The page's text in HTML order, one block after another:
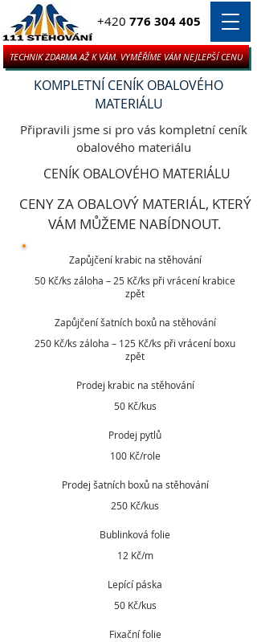
+420 776 304 405
TECHNIK ZDARMA AŽ K VÁM. VYMĚŘÍME VÁM NEJLEPŠÍ CENU
KOMPLETNÍ CENÍK OBALOVÉHO
MATERIÁLU
CENÍK OBALOVÉHO MATERIÁLU
CENY ZA OBALOVÝ MATERIÁL, KTERÝ
VÁM MŮŽEME NABÍDNOUT.
Zapůjčení krabic na stěhování
50 Kč/ks záloha – 25 Kč/ks při vrácení krabice
zpět
Zapůjčení šatních boxů na stěhování
250 Kč/ks záloha – 125 Kč/ks při vrácení boxu
zpět
Prodej krabic na stěhování
50 Kč/kus
Prodej pytlů
100 Kč/role
Prodej šatních boxů na stěhování
250 Kč/kus
Bublinková folie
12 Kč/m
Lepící páska
50 Kč/kus
Fixační folie
Připravili jsme si pro vás kompletní ceník
obalového materiálu